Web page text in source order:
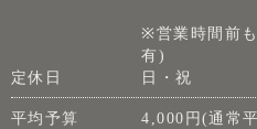
※営業時間前
有)
定休日
日・祝
平均予算
4,000円(通常